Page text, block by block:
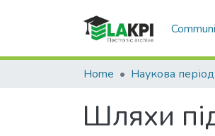
Home Наукова
Шляхи